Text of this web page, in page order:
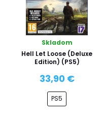
Skladom
Hell Let Loose (Deluxe
Edition) (PS5)
33,90 €
PS5